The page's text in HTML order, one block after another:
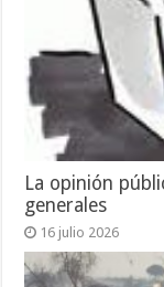
La opinión
generales
16 julio 2026